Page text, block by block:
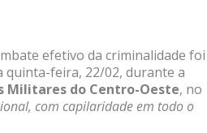
efetivo da criminalidade foi
quinta-feira, 22/02, durante a
Militares do Centro-Oeste, no
com capilaridade em todo o